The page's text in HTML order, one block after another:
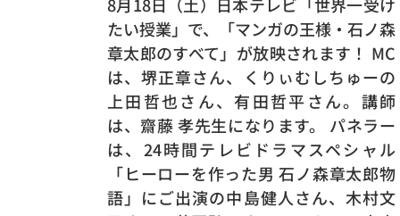
8月18日（土）日本テレビ「世界一受け
たい授業」で、「マンガの王様・石ノ森
章太郎のすべて」が放映されます！ MC
は、堺正章さん、くりぃむしちゅーの
上田哲也さん、有田哲平さん。講師
は、齋藤 孝先生になります。 パネラー
は、24時間テレビドラマスペシャル
「ヒーローを作った男 石ノ森章太郎物
語」にご出演の中島健人さん、木村文